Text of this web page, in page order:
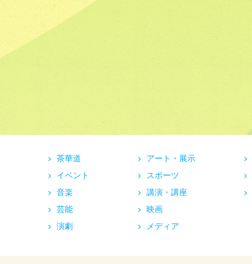
茶華道
イベント
音楽
芸能
演劇
アート・展示
スポーツ
講演・講座
映画
メディア